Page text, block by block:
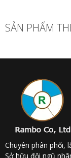
SẢN PHẨM
Chuyên phân phối,
Sở hữu đội ngũ